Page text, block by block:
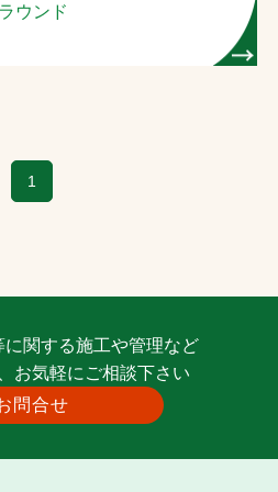
ウンド
1
関する施工や管理など
お気軽にご相談下さい
問合せ